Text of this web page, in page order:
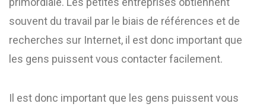
souvent du travail par le biais de références et de
recherches sur Internet, il est donc important que
les gens puissent vous contacter facilement.
Il est donc important que les gens puissent vous